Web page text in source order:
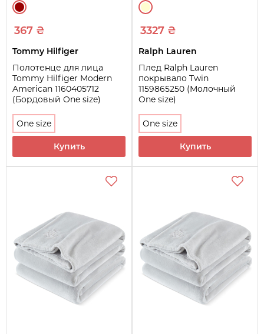
367 ₴
Tommy Hilfiger
Полотенце для лица
Tommy Hilfiger Modern
American 1160405712
(Бордовый One size)
One size
Купить
3327 ₴
Ralph Lauren
Плед Ralph Lauren
покрывало Twin
1159865250 (Молочный
One size)
One size
Купить